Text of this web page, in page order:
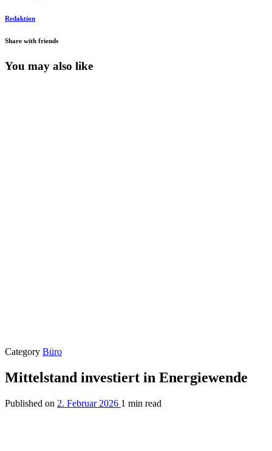
Redaktion
Share with friends
You may also like
Category Büro
Mittelstand investiert in Energiewende
Published on 2. Februar 2026 1 min read